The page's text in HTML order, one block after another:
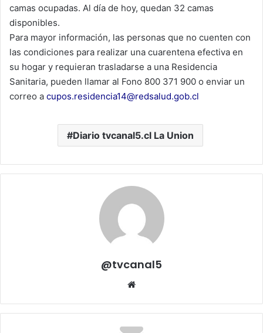
camas ocupadas. Al día de hoy, quedan 32 camas
disponibles.
Para mayor información, las personas que no cuenten con
las condiciones para realizar una cuarentena efectiva en
su hogar y requieran trasladarse a una Residencia
Sanitaria, pueden llamar al Fono 800 371 900 o enviar un
correo a cupos.residencia14@redsalud.gob.cl
Diario tvcanal5.cl La Union
@tvcanal5